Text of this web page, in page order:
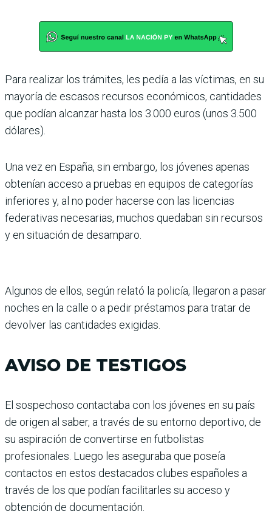
Para realizar los trámites, les pedía a las víctimas, en su
mayoría de escasos recursos económicos, cantidades
que podían alcanzar hasta los 3.000 euros (unos 3.500
dólares).
Una vez en España, sin embargo, los jóvenes apenas
obtenían acceso a pruebas en equipos de categorías
inferiores y, al no poder hacerse con las licencias
federativas necesarias, muchos quedaban sin recursos
y en situación de desamparo.
Algunos de ellos, según relató la policía, llegaron a pasar
noches en la calle o a pedir préstamos para tratar de
devolver las cantidades exigidas.
AVISO DE TESTIGOS
El sospechoso contactaba con los jóvenes en su país
de origen al saber, a través de su entorno deportivo, de
su aspiración de convertirse en futbolistas
profesionales. Luego les aseguraba que poseía
contactos en estos destacados clubes españoles a
través de los que podían facilitarles su acceso y
obtención de documentación.